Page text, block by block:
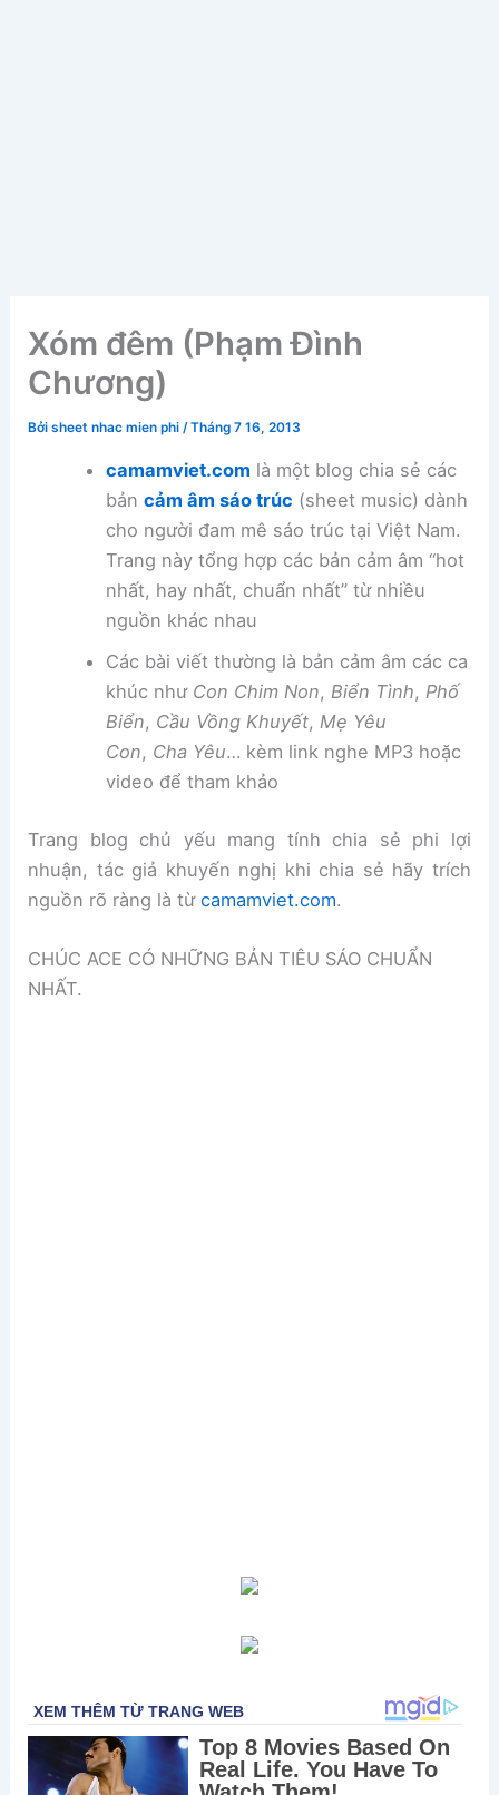
Xóm đêm (Phạm Đình
Chương)
Bởisheet nhac mien phi/Tháng 7 16, 2013
camamviet.com là một blog chia sẻ các
bản cảm âm sáo trúc (sheet music) dành
cho người đam mê sáo trúc tại Việt Nam.
Trang này tổng hợp các bản cảm âm “hot
nhất, hay nhất, chuẩn nhất” từ nhiều
nguồn khác nhau
Các bài viết thường là bản cảm âm các ca
khúc như Con Chim Non, Biển Tình, Phố
Biển, Cầu Vồng Khuyết, Mẹ Yêu
Con, Cha Yêu… kèm link nghe MP3 hoặc
video để tham khảo
Trang blog chủ yếu mang tính chia sẻ phi lợi
nhuận, tác giả khuyến nghị khi chia sẻ hãy trích
nguồn rõ ràng là từcamamviet.com.
CHÚC ACE CÓ NHỮNG BẢN TIÊU SÁO CHUẨN
NHẤT.